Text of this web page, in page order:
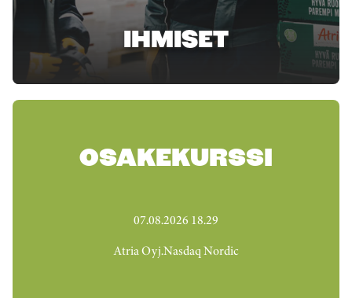
IHMISET